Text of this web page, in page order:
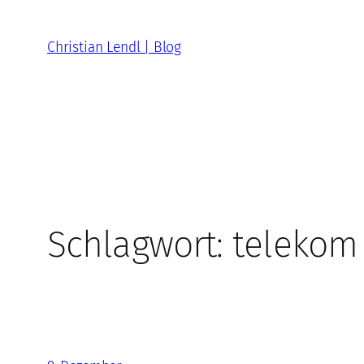
springen
Christian Lendl | Blog
Schlagwort: telekom